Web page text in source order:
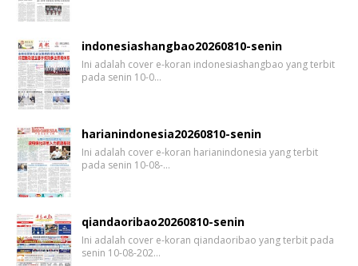
indonesiashangbao20260810-senin
Ini adalah cover e-koran indonesiashangbao yang terbit
pada senin 10-0…
harianindonesia20260810-senin
Ini adalah cover e-koran harianindonesia yang terbit
pada senin 10-08-…
qiandaoribao20260810-senin
Ini adalah cover e-koran qiandaoribao yang terbit pada
senin 10-08-202…